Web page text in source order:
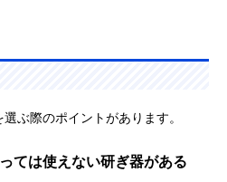
ぶ際のポイントがあります。
ては使えない研ぎ器がある